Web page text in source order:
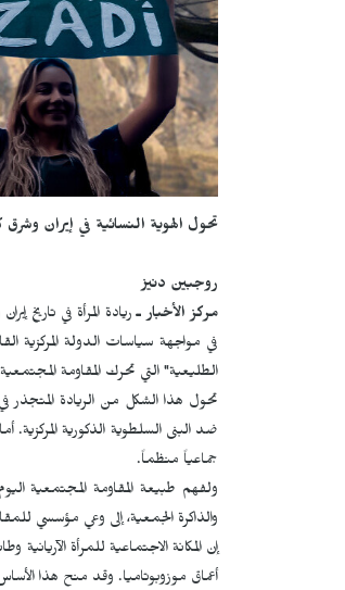
تحول الهوية النسائية في إيران
روجبين دنيز
مركز الأخبار ـريادة المرأة في تاريخ
في مواجهة سياسات الدولة المركزية
الطليعية" التي تحرك المقاومة
تحول هذا الشكل من الريادة المتجذر في
ضد البنى السلطوية الذكورية
جماعياً منظماً.
ولفهم طبيعة المقاومة المجتمعية
والذاكرة الجمعية، إلى وعي مؤسسي
إن المكانة الاجتماعية للمرأة الآريانية
أعماق موزوبوتاميا. وقد منح هذا